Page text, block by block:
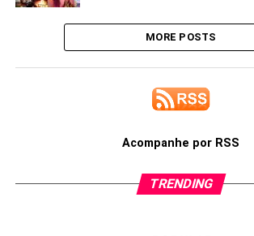
MORE POSTS
Acompanhe por RSS
TRENDING